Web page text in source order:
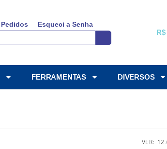
Pedidos Esqueci a Senha
R$
FERRAMENTAS DIVERSOS
VER: 12